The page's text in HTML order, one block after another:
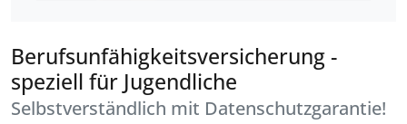
Berufsunfähigkeitsversicherung -
speziell für Jugendliche
Selbstverständlich mit Datenschutzgarantie!